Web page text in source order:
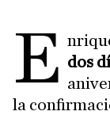
E dos
la